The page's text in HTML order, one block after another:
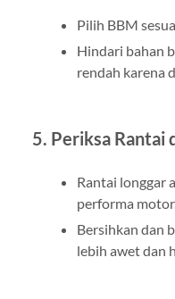
Pilih BBM
Hindari bahan
rendah karena
5. Periksa Rantai
Rantai longgar
performa motor.
Bersihkan dan
lebih awet dan